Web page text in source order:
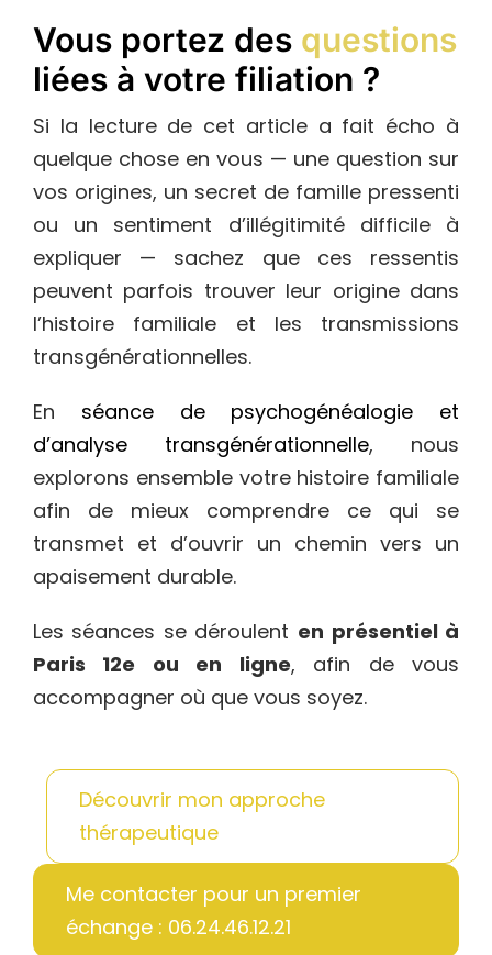
Vous portez des questions
liées à votre filiation ?
Si la lecture de cet article a fait écho à
quelque chose en vous — une question sur
vos origines, un secret de famille pressenti
ou un sentiment d’illégitimité difficile à
expliquer — sachez que ces ressentis
peuvent parfois trouver leur origine dans
l’histoire familiale et les transmissions
transgénérationnelles.
En séance de psychogénéalogie et
d’analyse transgénérationnelle, nous
explorons ensemble votre histoire familiale
afin de mieux comprendre ce qui se
transmet et d’ouvrir un chemin vers un
apaisement durable.
Les séances se déroulent en présentiel à
Paris 12e ou en ligne, afin de vous
accompagner où que vous soyez.
Découvrir mon approche
thérapeutique
Me contacter pour un premier
échange : 06.24.46.12.21